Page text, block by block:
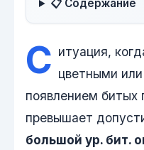
📋 Содержание
С итуация,
цветными
появлением битых
превышает
большой ур. бит.